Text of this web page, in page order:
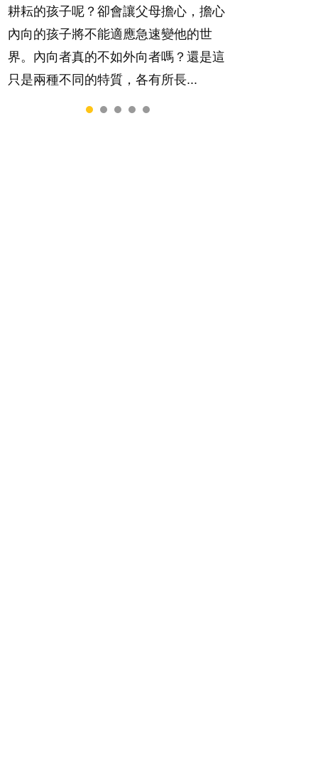
耕耘的孩子呢？卻會讓父母擔心，擔心
內向的孩子將不能適應急速變他的世
界。內向者真的不如外向者嗎？還是這
只是兩種不同的特質，各有所長...
個任務要做。可惜，有一樣重要至極
的，總被遺漏——關注自己的情緒和心
理健康。...
那麼難。一起來認識婚姻的真相！...